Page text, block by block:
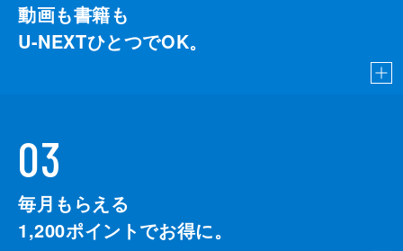
動画も書籍も
U-NEXTひとつでOK。
03
毎月もらえる
1,200ポイントでお得に。